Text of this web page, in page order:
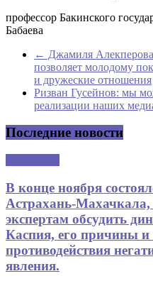
профессор Бакинского
Бабаева
← Джамиля
позволяет молодому
и дружеские отношения
Ризван Гусейнов: мы
реализации наших
Последние новости
В конце ноября
Астрахань-
экспертам обсудить
Каспия, его причины и
противодействия
явления.